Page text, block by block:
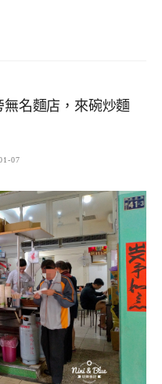
名麵店，來碗炒麵
07